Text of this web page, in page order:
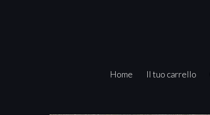
Home Il tuo carrello